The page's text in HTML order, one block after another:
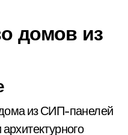
домов из
из СИП-панелей